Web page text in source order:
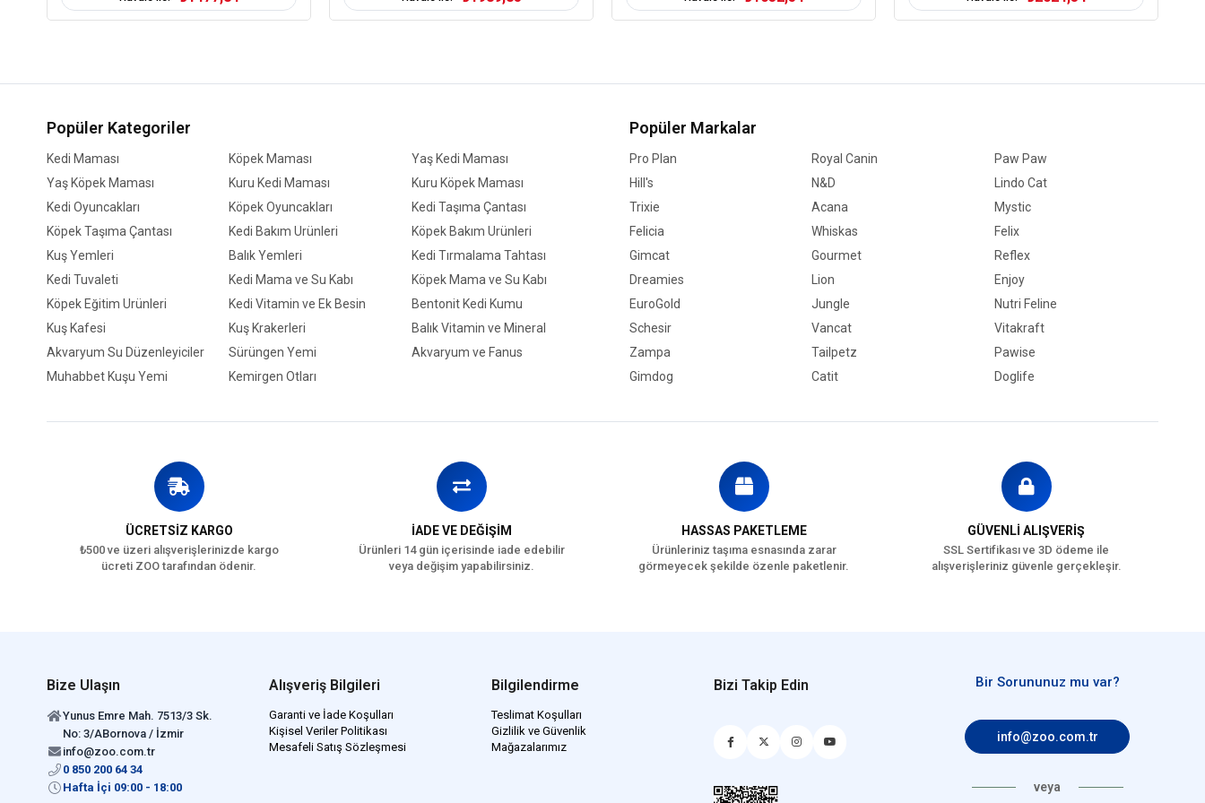
Mısır
Tavuk Yağı (%7)
Kurutulmuş Hayvansal Protein (%7 Tavuk)
Hidrolize Tavuk Ciğeri (%2,7)
Bira Mayası
Kolajen (%2 Tavuk Bazlı)
Keçi Boynuzu Kırığı
Kurutulmuş Şeker Pancarı
Maya Proteini
Mineraller
Prebiyotik Mannan Oligo Sakkaritler
Glukozamin
Kinoa
Kuşkonmaz
AB Onaylı Koruyucu ve Antioksidanlar
Analitik Bileşenler
Ham Protein: %27
Besinsel Takviyeler (Her Kg İçin)
Vitamin D3 (3a671): 800 IU
Vitamin C (3a312): 150 mg
Popüler Kategoriler
Kedi Maması Köpek Maması
Yaş Kedi Maması
Yaş Köpek Maması
Kuru Kedi Maması
Kuru Köpek Maması
Kedi Oyuncakları
Köpek Oyuncakları
Kedi Taşıma Çantası
Köpek Taşıma Çantası
Kedi Bakım Ürünleri
Köpek Bakım Ürünleri
Kuş Yemleri
Balık Yemleri
Kedi Tırmalama Tahtası
Kedi Tuvaleti
Kedi Mama ve Su Kabı
Köpek Mama ve Su Kabı
Köpek Eğitim Ürünleri
Kedi Vitamin ve Ek Besin
Bentonit Kedi Kumu
Kuş Kafesi
Kuş Krakerleri
Balık Vitamin ve Mineral
Akvaryum Su Düzenleyiciler
Sürüngen Yemi
Akvaryum ve Fanus
Muhabbet Kuşu Yemi
Kemirgen Otları
Popüler Markalar
Pro Plan Royal Canin
Paw Paw
Hill's
N&D
Lindo Cat
Trixie
Acana
Mystic
Felicia
Whiskas
Felix
Gimcat
Gourmet
Reflex
Dreamies
Lion
Enjoy
EuroGold
Jungle
Nutri Feline
Schesir
Vancat
Vitakraft
Zampa
Tailpetz
Pawise
Gimdog
Catit Doglife
ÜCRETSİZ KARGO
₺500 ve üzeri alışverişlerinizde kargo
ücreti ZOO tarafından ödenir.
İADE VE DEĞİŞİM
Ürünleri 14 gün içerisinde iade edebilir
veya değişim yapabilirsiniz.
HASSAS PAKETLEME
Ürünleriniz taşıma esnasında zarar
görmeyecek şekilde özenle paketlenir.
GÜVENLİ ALIŞVERİŞ
SSL Sertifikası ve 3D ödeme ile
alışverişleriniz güvenle gerçekleşir.
Bize Ulaşın
Yunus Emre Mah. 7513/3 Sk.
No: 3/ABornova / İzmir
info@zoo.com.tr
0 850 200 64 34
Hafta İçi 09:00 - 18:00
Alışveriş Bilgileri
Garanti ve İade Koşulları
Kişisel Veriler Politikası
Mesafeli Satış Sözleşmesi
Bilgilendirme
Teslimat Koşulları
Gizlilik ve Güvenlik
Mağazalarımız
Bizi Takip Edin Bir Sorununuz mu var?
info@zoo.com.tr
veya